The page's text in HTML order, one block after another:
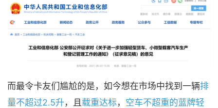
而最令卡友们尴尬的是，如今想在市场中找到一辆排
量不超过2.5升，且载重达标， 空车不超重的蓝牌轻